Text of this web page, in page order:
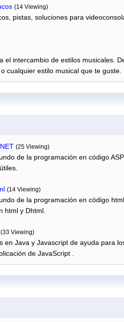
(14 Viewing)
pistas, soluciones para
el intercambio de estilos musicales.
cualquier estilo musical que te guste.
(25 Viewing)
de la programación en código
(14 Viewing)
de la programación en código
html y Dhtml.
(33 Viewing)
en Java y Javascript de ayuda para
de JavaScript .